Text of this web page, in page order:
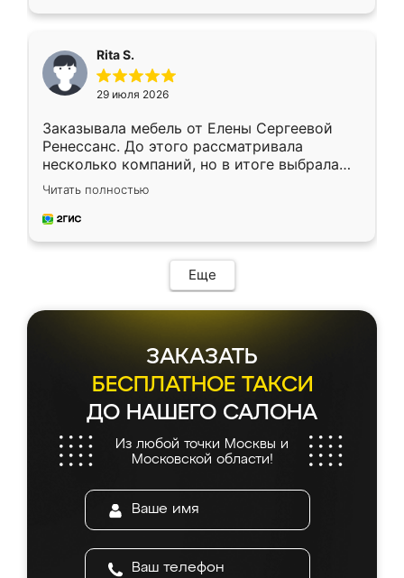
Rita S.
29 июля 2026
Заказывала мебель от Елены Сергеевой
Ренессанс. До этого рассматривала
несколько компаний, но в итоге выбрала
эту. Сначала обговорили условия, потом
приехал замерщик, всё спокойно объяснил
и снял размеры. Изготовили в срок, с
мебель сразу встала на свое место без
каких-либо доработок. Качеством осталась
довольна, все выглядит так, как и ожидала.
Читать полностью
Еще
ЗАКАЗАТЬ
БЕСПЛАТНОЕ ТАКСИ
ДО НАШЕГО САЛОНА
Из любой точки Москвы и
Московской области!